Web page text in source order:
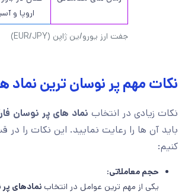
جفت ارز یورو/ین ژاپن (EUR/JPY)
اروپا و
نکات مهم پر نوسان ترین نماد
نکات زیادی در انتخاب نماد های پر نوسان
باید آن ها را رعایت نمایید. این نکات را
کنیم:
حجم معاملاتی:
یکی از مهم ترین عوامل در انتخاب نمادهای